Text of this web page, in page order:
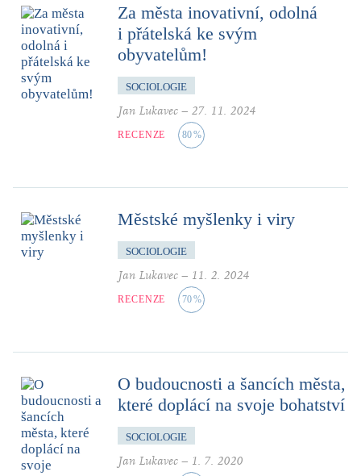
Za města inovativní, odolná
i přátelská ke svým
obyvatelům!
SOCIOLOGIE
Jan Lukavec – 27. 11. 2024
RECENZE 80%
Městské myšlenky i viry
SOCIOLOGIE
Jan Lukavec – 11. 2. 2024
RECENZE 70%
O budoucnosti a šancích města,
které doplácí na svoje bohatství
SOCIOLOGIE
Jan Lukavec – 1. 7. 2020